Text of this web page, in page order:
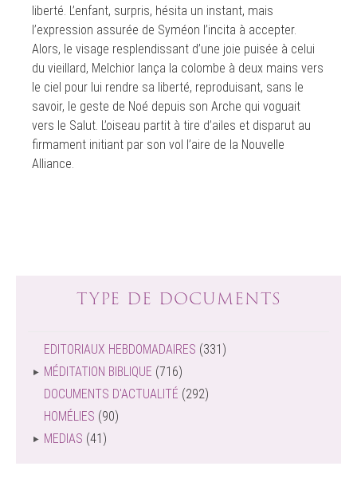
liberté. L’enfant, surpris, hésita un instant, mais
l’expression assurée de Syméon l’incita à accepter.
Alors, le visage resplendissant d’une joie puisée à celui
du vieillard, Melchior lança la colombe à deux mains vers
le ciel pour lui rendre sa liberté, reproduisant, sans le
savoir, le geste de Noé depuis son Arche qui voguait
vers le Salut. L’oiseau partit à tire d’ailes et disparut au
firmament initiant par son vol l’aire de la Nouvelle
Alliance.
TYPE DE DOCUMENTS
EDITORIAUX HEBDOMADAIRES (331)
MÉDITATION BIBLIQUE (716)
DOCUMENTS D'ACTUALITÉ (292)
HOMÉLIES (90)
MEDIAS (41)